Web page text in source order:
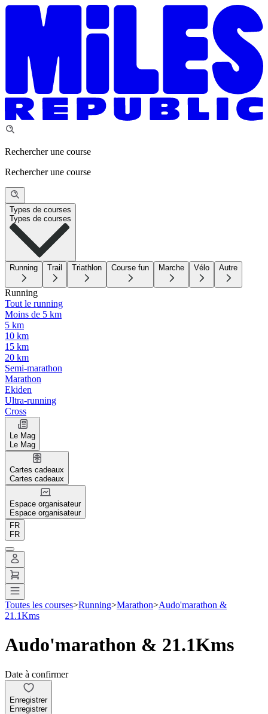
Rechercher une course
Rechercher une course
Types de courses
Types de courses
Running Trail Triathlon Course fun Marche Vélo Autre
Running
Tout le running
Moins de 5 km
5 km
10 km
15 km
20 km
Semi-marathon
Marathon
Ekiden
Ultra-running
Cross
Le Mag
Le Mag
Cartes cadeaux
Cartes cadeaux
Espace organisateur
Espace organisateur
FR
FR
Toutes les courses>Running>Marathon>Audo'marathon &
21.1Kms
Audo'marathon & 21.1Kms
Date à confirmer
Enregistrer
Enregistrer